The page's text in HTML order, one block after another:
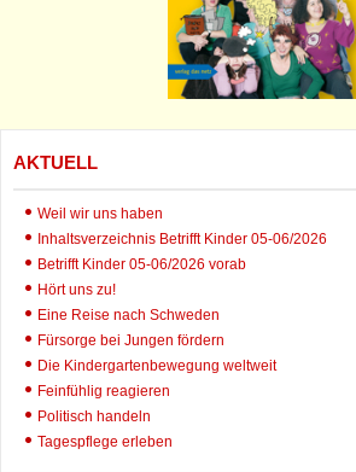
AKTUELL
Weil wir uns haben
Inhaltsverzeichnis Betrifft Kinder 05-06/2026
Betrifft Kinder 05-06/2026 vorab
Hört uns zu!
Eine Reise nach Schweden
Fürsorge bei Jungen fördern
Die Kindergartenbewegung weltweit
Feinfühlig reagieren
Politisch handeln
Tagespflege erleben